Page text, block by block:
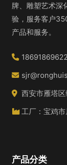
牌、雕塑艺术深
验，服务客户
产品和服务。
18691869622
西安市雁塔
工厂：宝鸡
产品分类